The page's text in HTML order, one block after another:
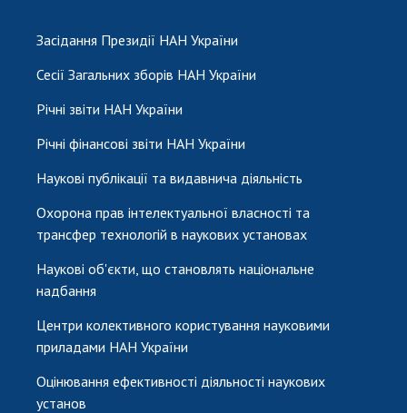
Засідання Президії НАН України
Сесії Загальних зборів НАН України
Річні звіти НАН України
Річні фінансові звіти НАН України
Наукові публікації та видавнича діяльність
Охорона прав інтелектуальної власності та
трансфер технологій в наукових установах
Наукові об'єкти, що становлять національне
надбання
Центри колективного користування науковими
приладами НАН України
Оцінювання ефективності діяльності наукових
установ